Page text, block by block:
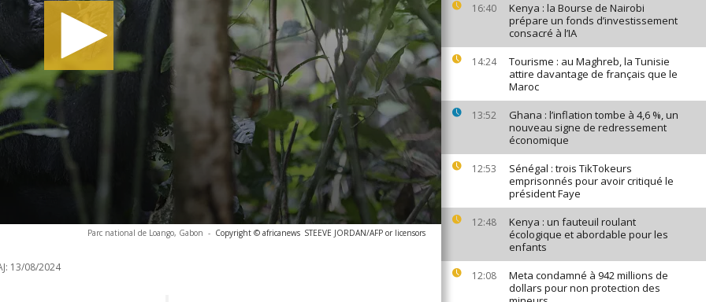
16:40
Kenya : la Bourse de Nairobi
prépare un fonds d’investissement
consacré à l’IA
14:24
Tourisme : au Maghreb, la Tunisie
attire davantage de français que le
Maroc
13:52
Ghana : l’inflation tombe à 4,6 %, un
nouveau signe de redressement
économique
12:53
Sénégal : trois TikTokeurs
emprisonnés pour avoir critiqué le
président Faye
12:48
Kenya : un fauteuil roulant
écologique et abordable pour les
enfants
12:08
Meta condamné à 942 millions de
dollars pour non protection des
Parc national de Loango, Gabon - Copyright © africanews STEEVE JORDAN/AFP or licensors
13/08/2024